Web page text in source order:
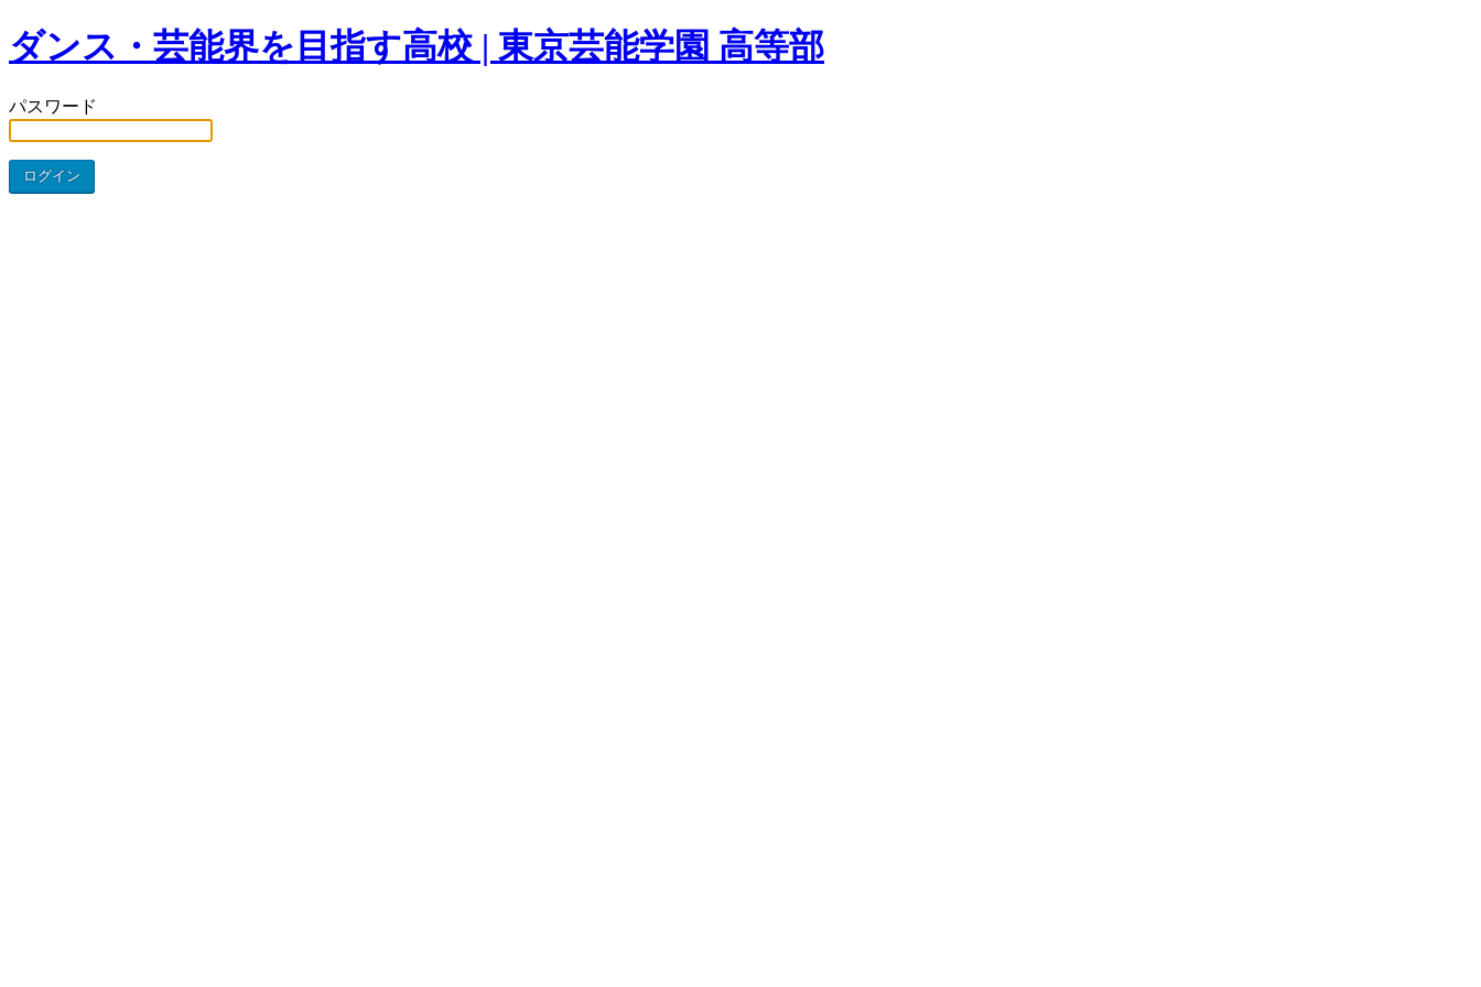
ダンス・芸能界を目指す高校 | 東京芸能学園 高等部
パスワード